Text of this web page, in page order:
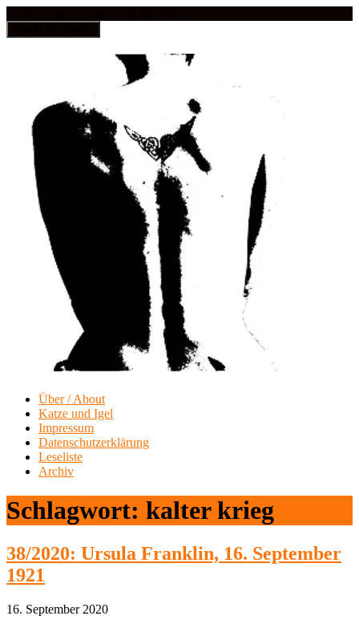
Über / About
Katze und Igel
Impressum
Datenschutzerklärung
Leseliste
Archiv
Schlagwort: kalter krieg
38/2020: Ursula Franklin, 16. September
1921
16. September 2020